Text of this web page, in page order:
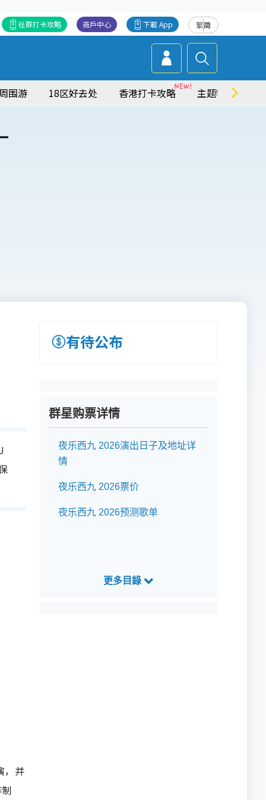
繁简
下載 App
商戶中心
社群打卡攻略
围游 18区好去处 香港打卡攻略 主题特集
，并
有待公布
群星购票详情
夜乐西九 2026演出日子及地址详
情
夜乐西九 2026票价
夜乐西九 2026预测歌单